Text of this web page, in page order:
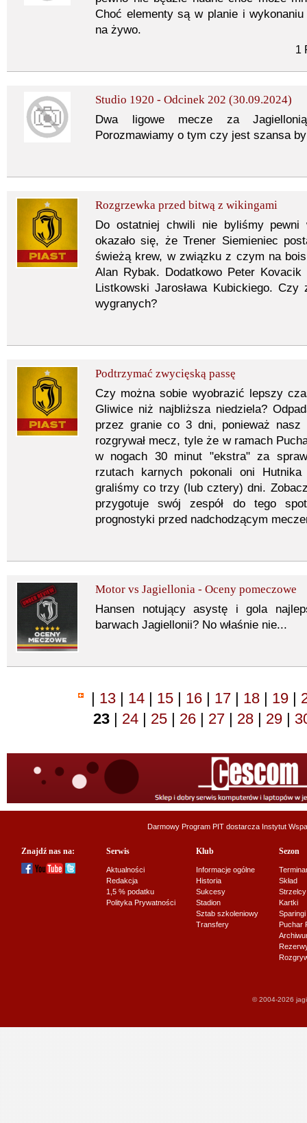
Choć elementy są w planie i
na żywo.
1
Studio 1920 - Odcinek 202 (30.09.2024)
Dwa ligowe mecze za
Porozmawiamy o tym czy jest szansa
Rozgrzewka przed bitwą z wikingami
Do ostatniej chwili nie byliśmy pewni
okazało się, że Trener Siemieniec
świeżą krew, w związku z czym na
Alan Rybak. Dodatkowo Peter Kovacik
Listkowski Jarosława Kubickiego.
wygranych?
Podtrzymać zwycięską passę
Czy można sobie wyobrazić lepszy
Gliwice niż najbliższa niedziela?
przez granie co 3 dni, ponieważ
rozgrywał mecz, tyle że w ramach
w nogach 30 minut "ekstra" za
rzutach karnych pokonali oni
graliśmy co trzy (lub cztery) dni.
przygotuje swój zespół do tego
prognostyki przed nadchodzącym
Motor vs Jagiellonia - Oceny pomeczowe
Hansen notujący asystę i gola
barwach Jagiellonii? No właśnie nie...
| 13 | 14 | 15 | 16 | 17 | 18 | 19 |
23 | 24 | 25 | 26 | 27 | 28 | 29 |
Darmowy Program PIT dostarcza Instytut
Znajdź nas na: Serwis
Aktualności
Redakcja
1,5 % podatku
Polityka Prywatności
Klub
Informacje ogólne
Historia
Sukcesy
Stadion
Sztab szkoleniowy
Transfery
Sezon
Skład
Strzelcy
Kartki
Sparingi
Puchar
© 2004-2026